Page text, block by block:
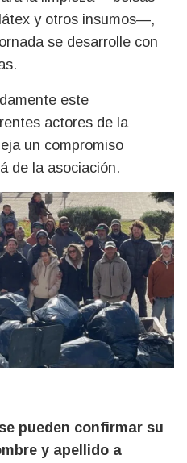
y otros insumos—,
se desarrolle con
este
actores de la
un compromiso
de la asociación.
pueden confirmar su
y apellido a